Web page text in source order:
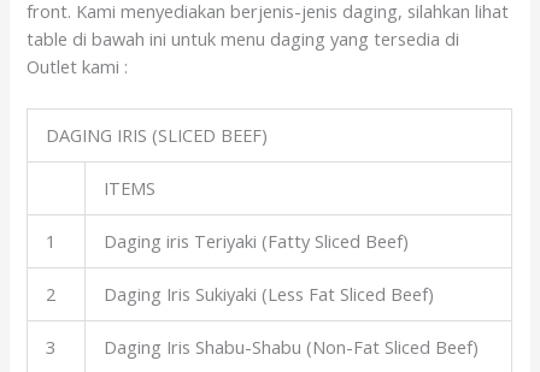
front. Kami menyediakan berjenis-jenis daging, silahkan lihat
table di bawah ini untuk menu daging yang tersedia di
Outlet kami :
DAGING IRIS (SLICED BEEF)
ITEMS
1 Daging iris Teriyaki (Fatty Sliced Beef)
2 Daging Iris Sukiyaki (Less Fat Sliced Beef)
3 Daging Iris Shabu-Shabu (Non-Fat Sliced Beef)